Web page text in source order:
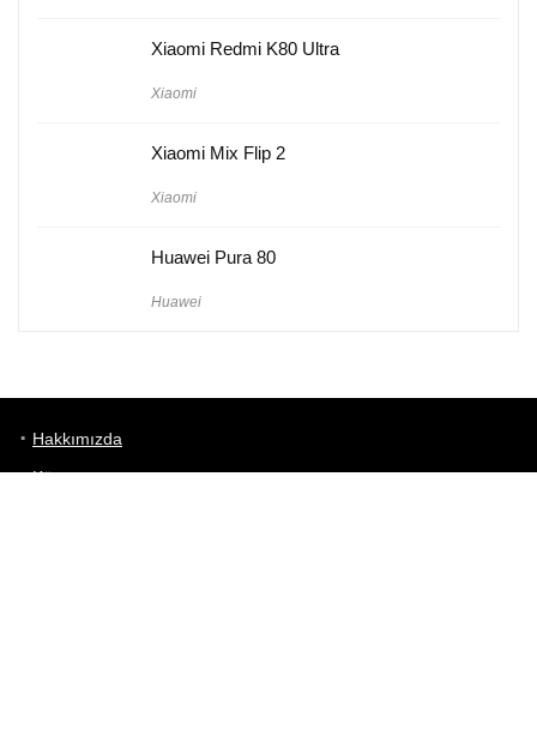
Xiaomi Redmi K80 Ultra
Xiaomi
Xiaomi Mix Flip 2
Xiaomi
Huawei Pura 80
Huawei
Hakkımızda
Künye